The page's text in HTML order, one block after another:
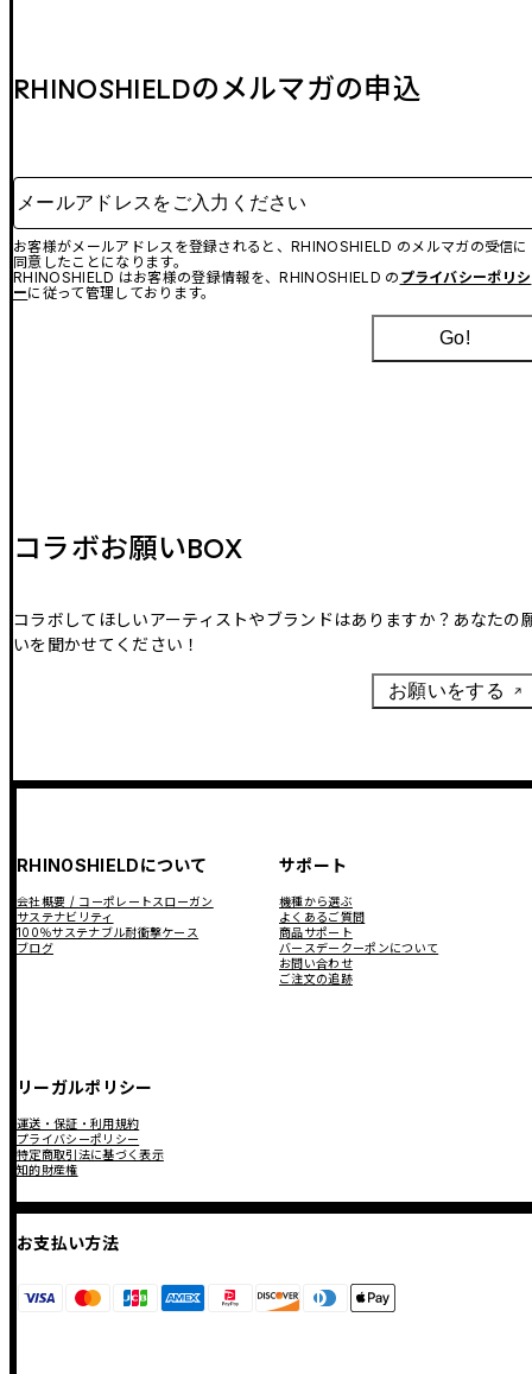
RHINOSHIELDのメルマガの申込
メールアドレスをご入力ください
お客様がメールアドレスを登録されると、RHINOSHIELD のメルマガの受信に
同意したことになります。
RHINOSHIELD はお客様の登録情報を、RHINOSHIELD の プライバシーポリシ
ーに従って管理しております。
Go!
コラボお願いBOX
コラボしてほしいアーティストやブランドはありますか？あなたの
いを聞かせてください！
お願いをする
RHINOSHIELDについて
会社概要 / コーポレートスローガン
サステナビリティ
100％サステナブル耐衝撃ケース
ブログ
サポート
機種から選ぶ
よくあるご質問
商品サポート
バースデークーポンについて
お問い合わせ
ご注文の追跡
リーガルポリシー
運送・保証・利用規約
プライバシーポリシー
特定商取引法に基づく表示
知的財産権
お支払い方法